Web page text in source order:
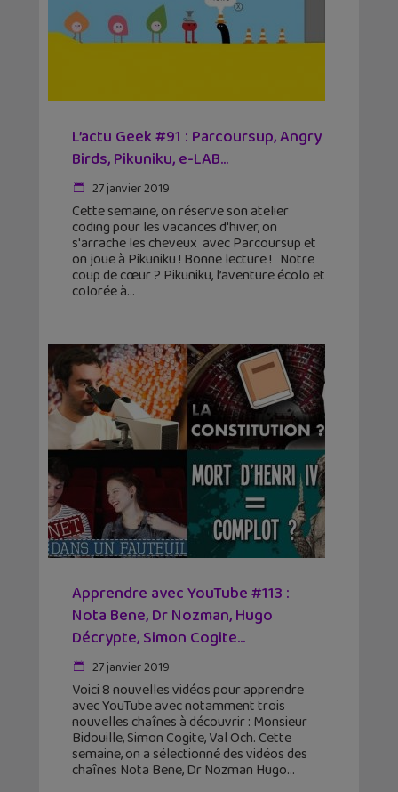
L’actu Geek #91 : Parcoursup, Angry
Birds, Pikuniku, e-LAB…
27 janvier 2019
Cette semaine, on réserve son atelier
coding pour les vacances d'hiver, on
s'arrache les cheveux avec Parcoursup et
on joue à Pikuniku ! Bonne lecture ! Notre
coup de cœur ? Pikuniku, l’aventure écolo et
colorée à
Apprendre avec YouTube #113 :
Nota Bene, Dr Nozman, Hugo
Décrypte, Simon Cogite…
27 janvier 2019
Voici 8 nouvelles vidéos pour apprendre
avec YouTube avec notamment trois
nouvelles chaînes à découvrir : Monsieur
Bidouille, Simon Cogite, Val Och. Cette
semaine, on a sélectionné des vidéos des
chaînes Nota Bene, Dr Nozman Hugo